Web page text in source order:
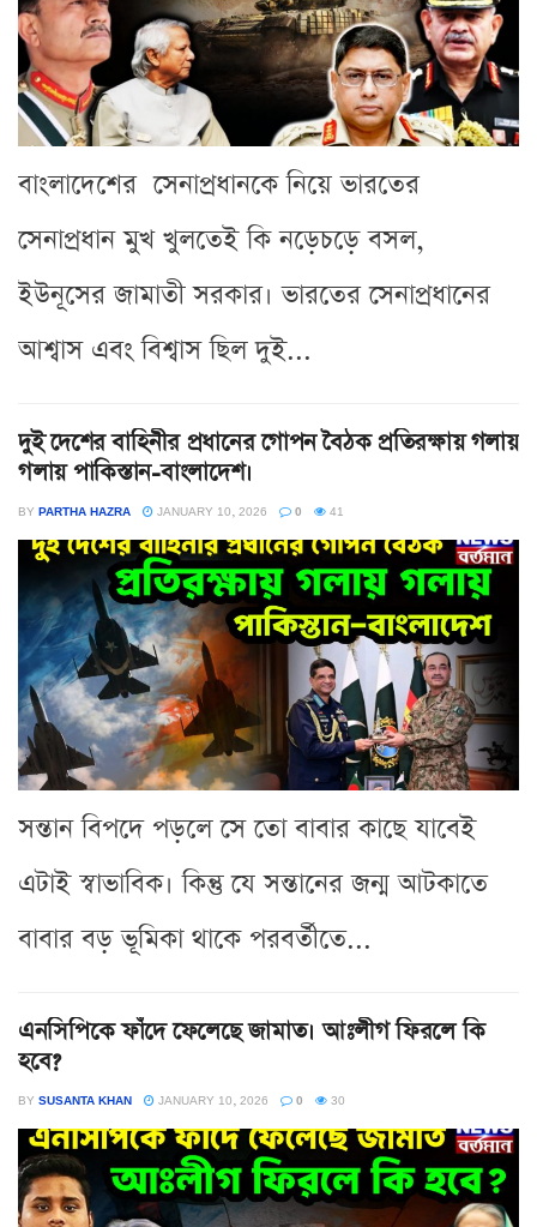
বাংলাদেশের সেনাপ্রধানকে নিয়ে ভারতের
সেনাপ্রধান মুখ খুলতেই কি নড়েচড়ে বসল,
ইউনূসের জামাতী সরকার। ভারতের সেনাপ্রধানের
আশ্বাস এবং বিশ্বাস ছিল দুই...
দুই দেশের বাহিনীর প্রধানের গোপন বৈঠক প্রতিরক্ষায় গলায়
গলায় পাকিস্তান-বাংলাদেশ।
BY PARTHA HAZRA JANUARY 10, 2026 0 41
সন্তান বিপদে পড়লে সে তো বাবার কাছে যাবেই
এটাই স্বাভাবিক। কিন্তু যে সন্তানের জন্ম আটকাতে
বাবার বড় ভূমিকা থাকে পরবর্তীতে...
এনসিপিকে ফাঁদে ফেলেছে জামাত। আঃলীগ ফিরলে কি
হবে?
BY SUSANTA KHAN JANUARY 10, 2026 0 30